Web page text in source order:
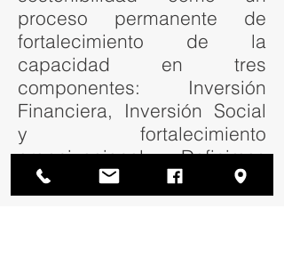
proceso permanente de
fortalecimiento de la
capacidad en tres
componentes: Inversión
Financiera, Inversión Social
y fortalecimiento
organizacional. Definimos
sostenibilidad como: